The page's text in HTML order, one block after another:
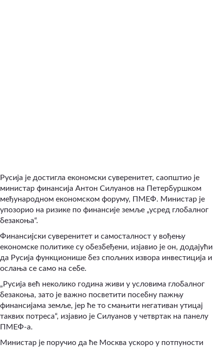
Русија је достигла економски суверенитет, саопштио је
министар финансија Антон Силуанов на Петербуршком
међународном економском форуму, ПМЕФ. Министар је
упозорио на ризике по финансије земље „усред глобалног
безакоња“.
Финансијски суверенитет и самосталност у вођењу
економске политике су обезбеђени, изјавио је он, додајући
да Русија функционише без спољних извора инвестиција и
ослања се само на себе.
„Русија већ неколико година живи у условима глобалног
безакоња, зато је важно посветити посебну пажњу
финансијама земље, јер ће то смањити негативан утицај
таквих потреса“, изјавио је Силуанов у четвртак на панелу
ПМЕФ-а.
Министар је поручио да ће Москва ускоро у потпуности